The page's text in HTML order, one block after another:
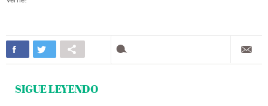
SIGUE LEYENDO